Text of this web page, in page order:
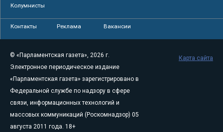
Колумнисты
Контакты Реклама Вакансии
© «Парламентская газета», 2026 г.
Электронное периодическое издание
«Парламентская газета» зарегистрировано в
Федеральной службе по надзору в сфере
связи, информационных технологий и
массовых коммуникаций (Роскомнадзор) 05
августа 2011 года. 18+
Карта сайта